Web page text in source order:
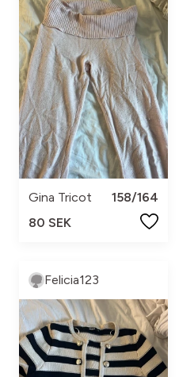
Gina Tricot
158/164
80 SEK
Felicia123